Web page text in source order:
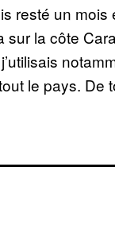
resté un mois
la côte
le pays. De